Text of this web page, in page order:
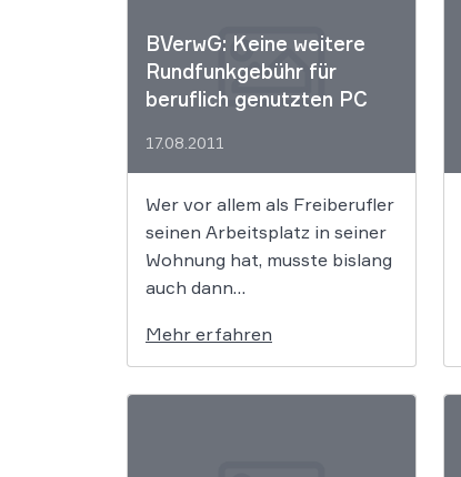
BVerwG: Keine weitere
Rundfunkgebühr für
beruflich genutzten PC
17.08.2011
Wer vor allem als Freiberufler
seinen Arbeitsplatz in seiner
Wohnung hat, musste bislang
auch dann
seinen beruflich genutzten
internetfähigen PC
entrichten, wenn er dort
Mehr erfahren